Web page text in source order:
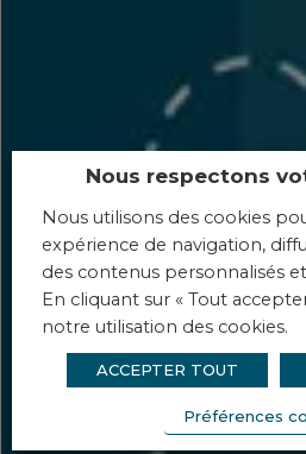
Nous respectons
Nous utilisons des cookies
expérience de navigation,
des contenus personnalisés
En cliquant sur « Tout
notre utilisation des cookies.
ACCEPTER TOUT
Préférences